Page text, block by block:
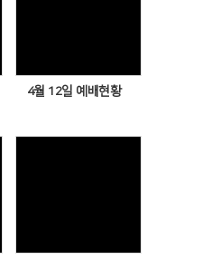
4월 12일 예배현황